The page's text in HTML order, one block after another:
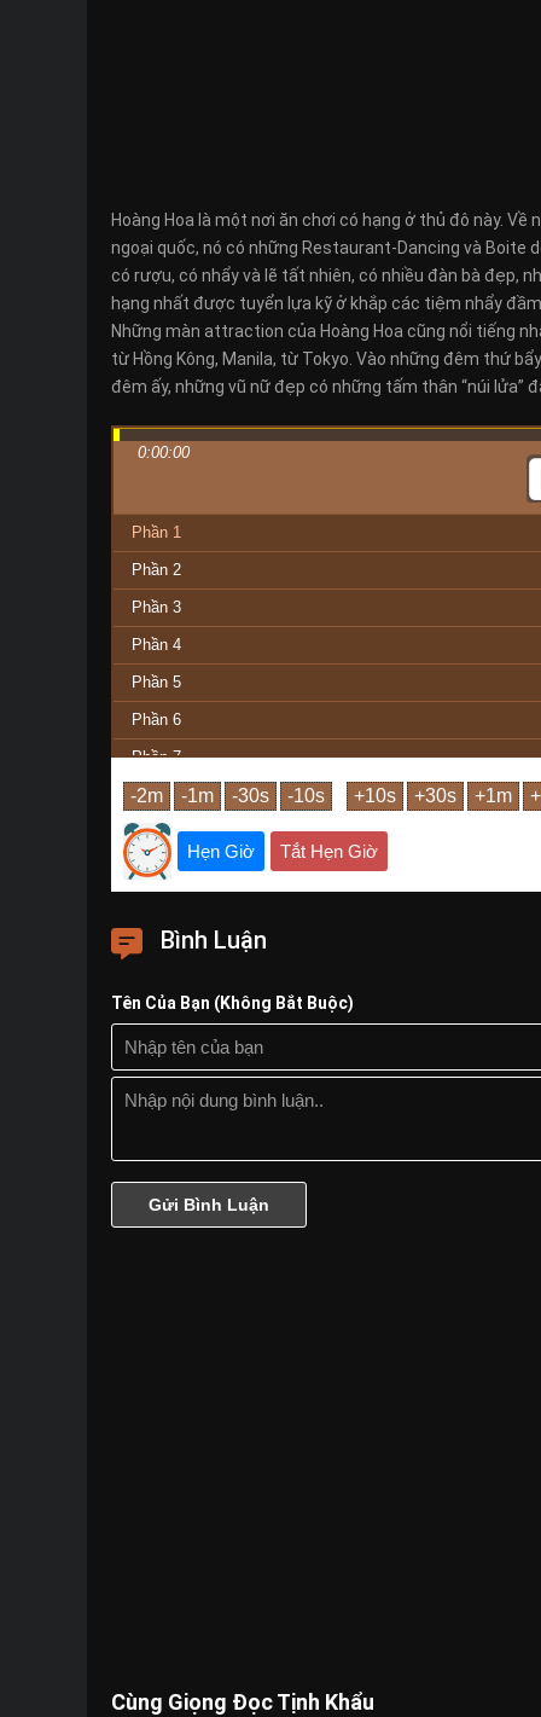
Hoàng Hoa là một nơi ăn chơi có hạng ở thủ đô này.
ngoại quốc, nó có những Restaurant-Dancing và Boite
có rượu, có nhẩy và lẽ tất nhiên, có nhiều đàn bà đẹp,
hạng nhất được tuyển lựa kỹ ở khắp các tiệm nhẩy
Những màn attraction của Hoàng Hoa cũng nổi tiếng
từ Hồng Kông, Manila, từ Tokyo. Vào những đêm thứ
đêm ấy, những vũ nữ đẹp có những tấm thân “núi lửa”
0:00:00
Phần 1
Phần 2
Phần 3
Phần 4
Phần 5
Phần 6
Phần 7
Phần 7
Phần 9
Phần 10
Phần 12
Hẹn Giờ Tắt Hẹn Giờ
Bình Luận
Tên Của Bạn (Không Bắt Buộc)
Cùng Giọng Đọc Tịnh Khẩu